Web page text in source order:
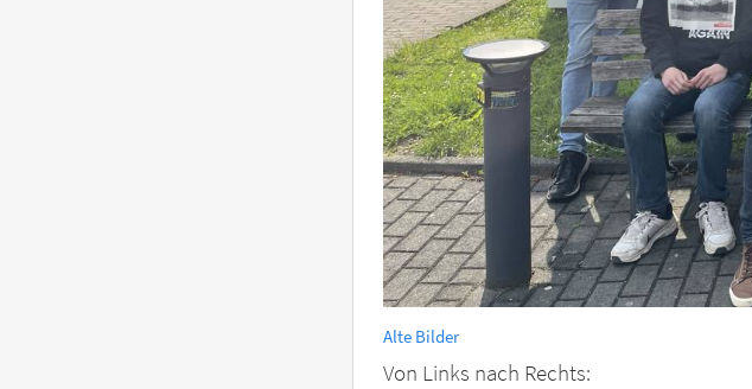
Alte Bilder
Von Links nach Rechts: